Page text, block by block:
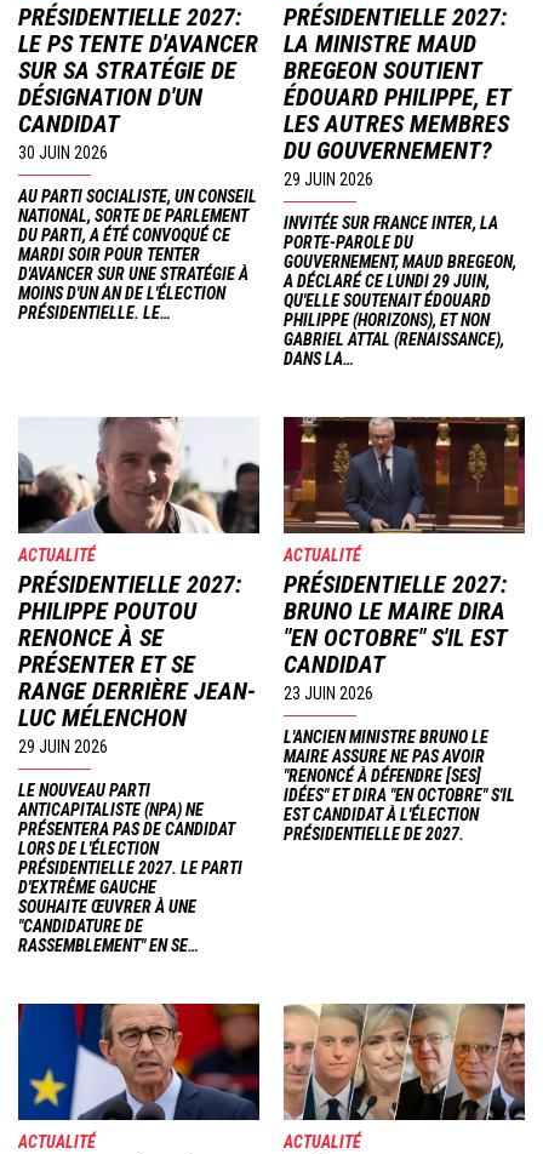
PRÉSIDENTIELLE 2027:
LE PS TENTE D'AVANCER
SUR SA STRATÉGIE DE
DÉSIGNATION D'UN
CANDIDAT
30 JUIN 2026
AU PARTI SOCIALISTE, UN CONSEIL
NATIONAL, SORTE DE PARLEMENT
DU PARTI, A ÉTÉ CONVOQUÉ CE
MARDI SOIR POUR TENTER
D'AVANCER SUR UNE STRATÉGIE À
MOINS D'UN AN DE L'ÉLECTION
PRÉSIDENTIELLE. LE…
PRÉSIDENTIELLE 2027:
LA MINISTRE MAUD
BREGEON SOUTIENT
ÉDOUARD PHILIPPE, ET
LES AUTRES MEMBRES
DU GOUVERNEMENT?
29 JUIN 2026
INVITÉE SUR FRANCE INTER, LA
PORTE-PAROLE DU
GOUVERNEMENT, MAUD BREGEON,
A DÉCLARÉ CE LUNDI 29 JUIN,
QU'ELLE SOUTENAIT ÉDOUARD
PHILIPPE (HORIZONS), ET NON
GABRIEL ATTAL (RENAISSANCE),
DANS LA…
ACTUALITÉ
PRÉSIDENTIELLE 2027:
PHILIPPE POUTOU
RENONCE À SE
PRÉSENTER ET SE
RANGE DERRIÈRE JEAN-
LUC MÉLENCHON
29 JUIN 2026
LE NOUVEAU PARTI
ANTICAPITALISTE (NPA) NE
PRÉSENTERA PAS DE CANDIDAT
LORS DE L'ÉLECTION
PRÉSIDENTIELLE 2027. LE PARTI
D'EXTRÊME GAUCHE
SOUHAITE ŒUVRER À UNE
"CANDIDATURE DE
RASSEMBLEMENT" EN SE…
Image
ACTUALITÉ
PRÉSIDENTIELLE 2027:
BRUNO LE MAIRE DIRA
"EN OCTOBRE" S'IL EST
CANDIDAT
23 JUIN 2026
L'ANCIEN MINISTRE BRUNO LE
MAIRE ASSURE NE PAS AVOIR
"RENONCÉ À DÉFENDRE [SES]
IDÉES" ET DIRA "EN OCTOBRE" S'IL
EST CANDIDAT À L'ÉLECTION
PRÉSIDENTIELLE DE 2027.
Image
ACTUALITÉ
Image
ACTUALITÉ